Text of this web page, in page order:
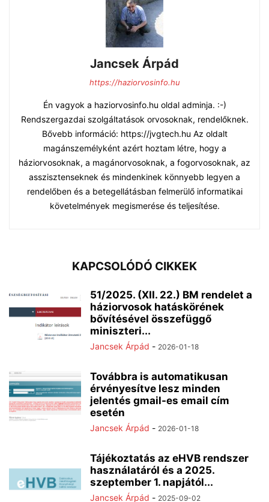
Jancsek Árpád
https://haziorvosinfo.hu
Én vagyok a haziorvosinfo.hu oldal adminja. :-)
Rendszergazdai szolgáltatások orvosoknak, rendelőknek.
Bővebb információ: https://jvgtech.hu Az oldalt
magánszemélyként azért hoztam létre, hogy a
háziorvosoknak, a magánorvosoknak, a fogorvosoknak, az
asszisztenseknek és mindenkinek könnyebb legyen a
rendelőben és a betegellátásban felmerülő informatikai
követelmények megismerése és teljesítése.
KAPCSOLÓDÓ CIKKEK
51/2025. (XII. 22.) BM rendelet a
háziorvosok hatáskörének
bővítésével összefüggő
miniszteri...
Jancsek Árpád - 2026-01-18
Továbbra is automatikusan
érvényesítve lesz minden
jelentés gmail-es email cím
esetén
Jancsek Árpád - 2026-01-18
Tájékoztatás az eHVB rendszer
használatáról és a 2025.
szeptember 1. napjától...
Jancsek Árpád - 2025-09-02